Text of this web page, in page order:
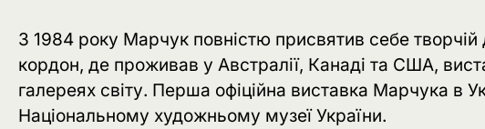
З 1984 року Марчук повністю присвятив себе творчій
кордон, де проживав у Австралії, Канаді та США,
галереях світу. Перша офіційна виставка Марчука в
Національному художньому музеї України.